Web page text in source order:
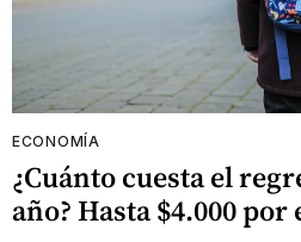
ECONOMÍA
¿Cuánto cuesta el
año? Hasta $4.000